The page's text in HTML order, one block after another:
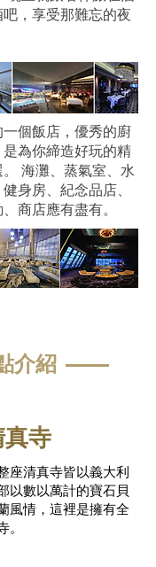
，享受那難忘的夜
個飯店，優秀的廚
為你締造好玩的精
海灘、蒸氣室、水
身房、紀念品店、
商店應有盡有。
介紹 ——
寺
座清真寺皆以義大利
以數以萬計的寶石貝
風情，這裡是擁有全